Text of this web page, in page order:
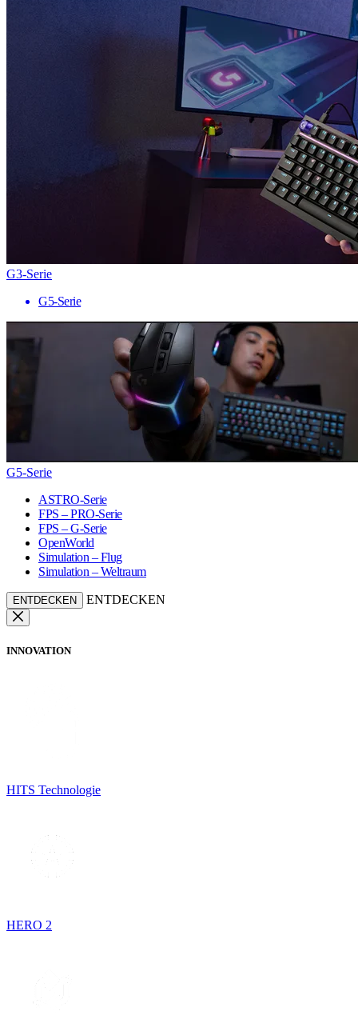
G3-Serie
G5-Serie
G5-Serie
ASTRO-Serie
FPS – PRO-Serie
FPS – G-Serie
OpenWorld
Simulation – Flug
Simulation – Weltraum
ENTDECKEN ENTDECKEN
INNOVATION
HITS Technologie
HERO 2